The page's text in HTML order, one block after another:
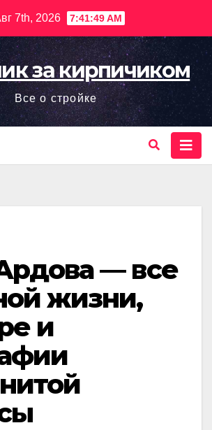
7th, 2026 7:41:50 AM
за кирпичиком
Все о стройке
— все
жизни,
и